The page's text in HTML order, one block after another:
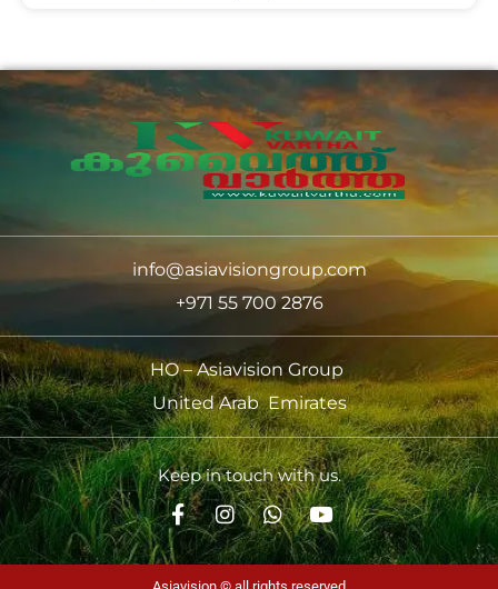
info@asiavisiongroup.com
+971 55 700 2876
HO – Asiavision Group
United Arab Emirates
Keep in touch with us.